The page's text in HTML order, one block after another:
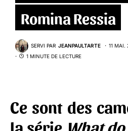
Romina Ressia
SERVI PAR JEANPAULTARTE 11 MAI.
1 MINUTE DE LECTURE
Ce sont des
la série What